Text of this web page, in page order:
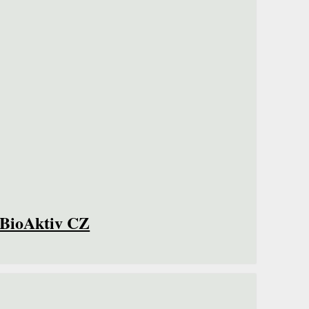
BioAktiv CZ